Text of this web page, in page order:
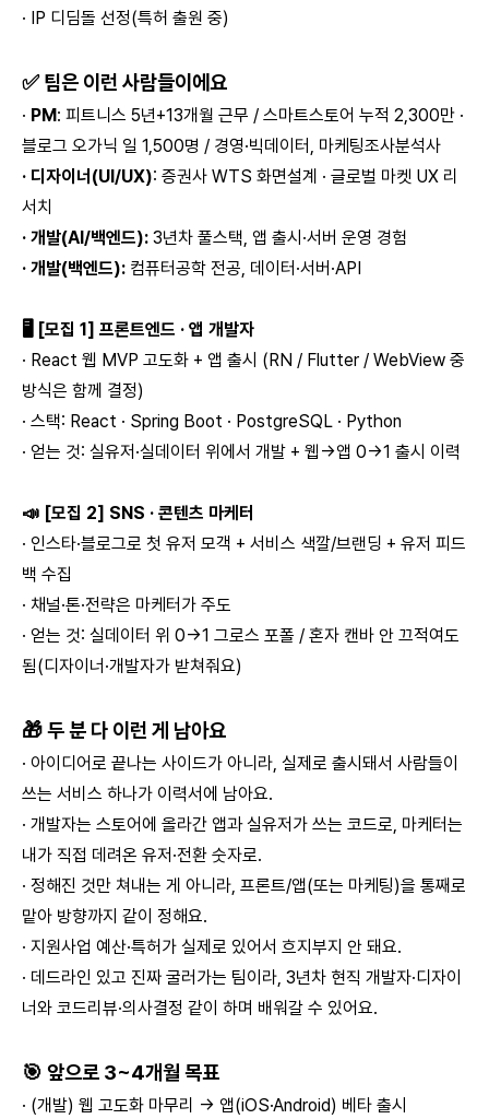
· IP 디딤돌 선정(특허 출원 중)
✅ 팀은 이런 사람들이에요
· PM: 피트니스 5년+13개월 근무 / 스마트스토어 누적 2,300만 ·
블로그 오가닉 일 1,500명 / 경영·빅데이터, 마케팅조사분석사
· 디자이너(UI/UX): 증권사 WTS 화면설계 · 글로벌 마켓 UX 리
서치
· 개발(AI/백엔드): 3년차 풀스택, 앱 출시·서버 운영 경험
· 개발(백엔드): 컴퓨터공학 전공, 데이터·서버·API
🖥 [모집 1] 프론트엔드 · 앱 개발자
· React 웹 MVP 고도화 + 앱 출시 (RN / Flutter / WebView 중
방식은 함께 결정)
· 스택: React · Spring Boot · PostgreSQL · Python
· 얻는 것: 실유저·실데이터 위에서 개발 + 웹→앱 0→1 출시 이력
📣 [모집 2] SNS · 콘텐츠 마케터
· 인스타·블로그로 첫 유저 모객 + 서비스 색깔/브랜딩 + 유저 피드
백 수집
· 채널·톤·전략은 마케터가 주도
· 얻는 것: 실데이터 위 0→1 그로스 포폴 / 혼자 캔바 안 끄적여도
됨(디자이너·개발자가 받쳐줘요)
🎁 두 분 다 이런 게 남아요
· 아이디어로 끝나는 사이드가 아니라, 실제로 출시돼서 사람들이
쓰는 서비스 하나가 이력서에 남아요.
· 개발자는 스토어에 올라간 앱과 실유저가 쓰는 코드로, 마케터는
내가 직접 데려온 유저·전환 숫자로.
· 정해진 것만 쳐내는 게 아니라, 프론트/앱(또는 마케팅)을 통째로
맡아 방향까지 같이 정해요.
· 지원사업 예산·특허가 실제로 있어서 흐지부지 안 돼요.
· 데드라인 있고 진짜 굴러가는 팀이라, 3년차 현직 개발자·디자이
너와 코드리뷰·의사결정 같이 하며 배워갈 수 있어요.
🎯 앞으로 3~4개월 목표
· (개발) 웹 고도화 마무리 → 앱(iOS·Android) 베타 출시